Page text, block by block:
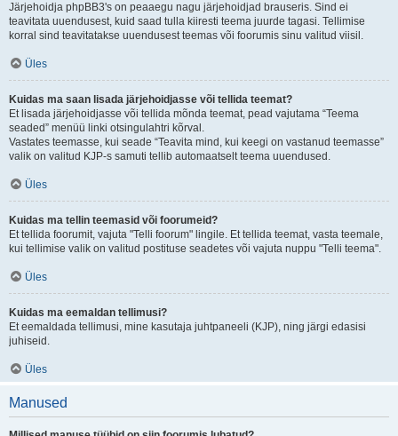
Järjehoidja phpBB3's on peaaegu nagu järjehoidjad brauseris. Sind ei
teavitata uuendusest, kuid saad tulla kiiresti teema juurde tagasi. Tellimise
korral sind teavitatakse uuendusest teemas või foorumis sinu valitud viisil.
Üles
Kuidas ma saan lisada järjehoidjasse või tellida teemat?
Et lisada järjehoidjasse või tellida mõnda teemat, pead vajutama “Teema
seaded” menüü linki otsingulahtri kõrval.
Vastates teemasse, kui seade “Teavita mind, kui keegi on vastanud teemasse”
valik on valitud KJP-s samuti tellib automaatselt teema uuendused.
Üles
Kuidas ma tellin teemasid või foorumeid?
Et tellida foorumit, vajuta "Telli foorum" lingile. Et tellida teemat, vasta teemale,
kui tellimise valik on valitud postituse seadetes või vajuta nuppu "Telli teema".
Üles
Kuidas ma eemaldan tellimusi?
Et eemaldada tellimusi, mine kasutaja juhtpaneeli (KJP), ning järgi edasisi
juhiseid.
Üles
Manused